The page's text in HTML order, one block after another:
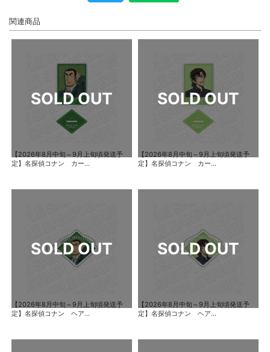
関連商品
【2026年8月中旬～9月上旬頃発送予
定】名探偵コナン カー...
【2026年8月中旬～9月上旬頃発送予
定】名探偵コナン カー...
【2026年8月中旬～9月上旬頃発送予
定】名探偵コナン ヘア...
【2026年8月中旬～9月上旬頃発送予
定】名探偵コナン ヘア...